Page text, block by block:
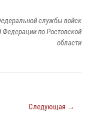
службы войск
Федерации по Ростовской
области
Следующая →